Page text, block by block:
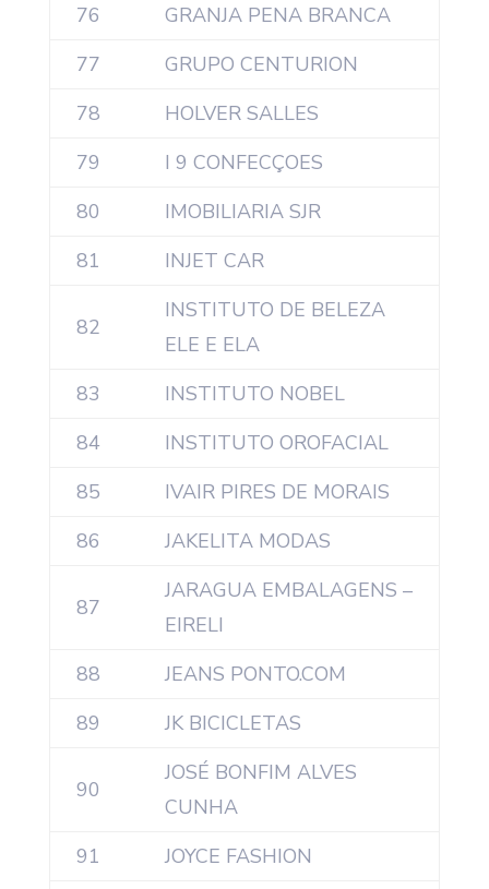
76
GRANJA PENA BRANCA
77
GRUPO CENTURION
78
HOLVER SALLES
79
I 9 CONFECÇOES
80
IMOBILIARIA SJR
81
INJET CAR
82
INSTITUTO DE BELEZA
ELE E ELA
83
INSTITUTO NOBEL
84
INSTITUTO OROFACIAL
85
IVAIR PIRES DE MORAIS
86
JAKELITA MODAS
87
JARAGUA EMBALAGENS –
EIRELI
88
JEANS PONTO.COM
89
JK BICICLETAS
90
JOSÉ BONFIM ALVES
CUNHA
91
JOYCE FASHION